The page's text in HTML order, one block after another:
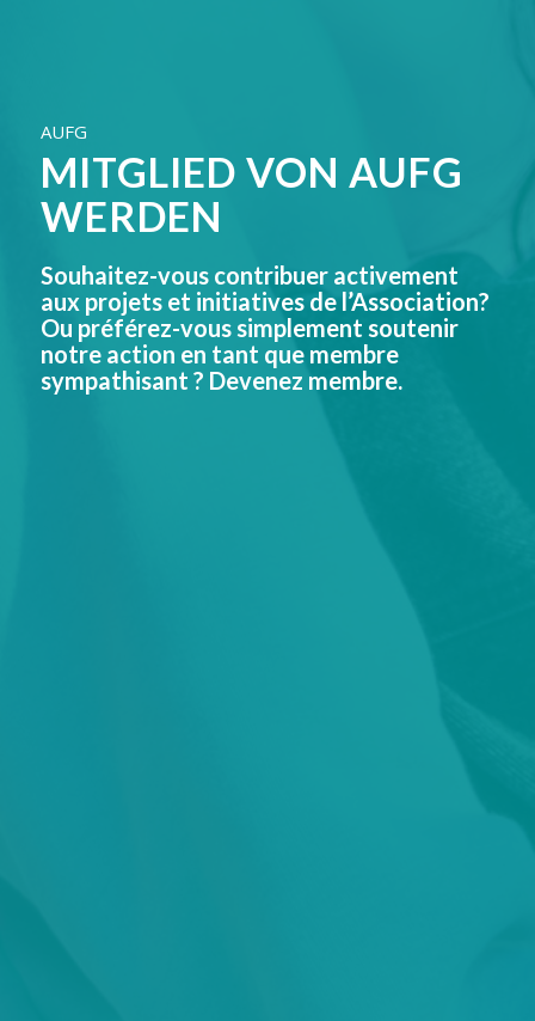
AUFG
MITGLIED VON AUFG
WERDEN
Souhaitez-vous contribuer activement
aux projets et initiatives de l’Association?
Ou préférez-vous simplement soutenir
notre action en tant que membre
sympathisant ? Devenez membre.